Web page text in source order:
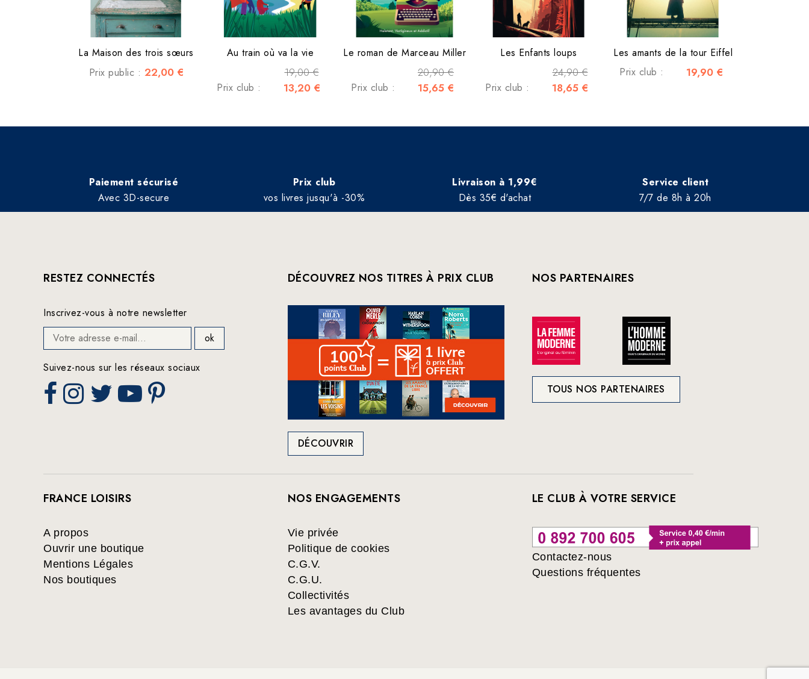
La Maison des trois sœurs
Prix public : 22,00 €
Au train où va la vie
19,00 €
Prix club : 13,20 €
Le roman de Marceau Miller
20,90 €
Prix club : 15,65 €
Les Enfants loups
24,90 €
Prix club : 18,65 €
Les amants de la tour Eiffel
Prix club :
19,90 €
Paiement sécurisé
Avec 3D-secure
Prix club
vos livres jusqu'à -30%
Livraison à 1,99€
Dès 35€ d'achat
Service client
7/7 de 8h à 20h
RESTEZ CONNECTÉS
Inscrivez-vous à notre newsletter
Suivez-nous sur les réseaux sociaux
DÉCOUVREZ NOS TITRES À PRIX CLUB
DÉCOUVRIR
NOS PARTENAIRES
TOUS NOS PARTENAIRES
FRANCE LOISIRS
A propos
Ouvrir une boutique
Mentions Légales
Nos boutiques
NOS ENGAGEMENTS
Vie privée
Politique de cookies
C.G.V.
C.G.U.
Collectivités
Les avantages du Club
LE CLUB À VOTRE SERVICE
Contactez-nous
Questions fréquentes